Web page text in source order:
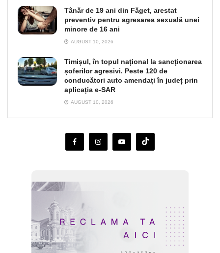
Tânăr de 19 ani din Făget, arestat
preventiv pentru agresarea sexuală unei
minore de 16 ani
AUGUST 10, 2026
Timișul, în topul național la sancționarea
șoferilor agresivi. Peste 120 de
conducători auto amendați în județ prin
aplicația e-SAR
AUGUST 10, 2026